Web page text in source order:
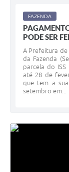
Galeria de Vídeos
Contas Públicas
Links
Telefones Úteis
Termos de Uso &
FAZENDA
PODE SER
A Prefeitura de
da Fazenda
parcela do
até 28 de
que tem a
setembro em...